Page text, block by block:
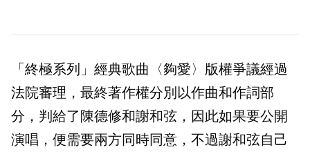
「終極系列」經典歌曲〈夠愛〉版權爭議經過
法院審理，最終著作權分別以作曲和作詞部
分，判給了陳德修和謝和弦，因此如果要公開
演唱，便需要兩方同時同意，不過謝和弦自己